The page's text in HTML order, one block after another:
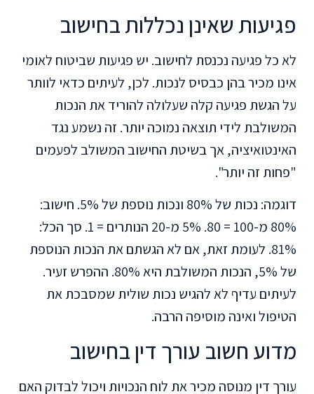
פגיעות שאינן נכללות בחישוב
לא כל פגיעה נכנסת לחישוב. יש פגיעות שביטוח לאומי
אינו מכיר בהן כבסיס לנכות. לכן, לעיתים כדאי לוותר
על הגשת פגיעה קלה שעלולה להוריד את הנכות
המשולבת לידי תוצאה נמוכה יותר. זה נשמע נגד
האינטואיציה, אך בשיטת החישוב המשולב לפעמים
"פחות זה יותר".
דוגמה: נכות של 80% ונכות נוספת של 5%. חישוב:
80% מ-100 = 80. 5% מ-20 הנותרים = 1. סך הכל:
81%. לעומת זאת, אם לא הגשתם את הנכות הנוספת
של 5%, הנכות המשולבת היא 80%. ההפרש זעיר.
לעיתים עדיף לא להגיש נכות שולית שמסבכת את
הטיפול ואינה מוסיפה הרבה.
מדוע חשוב עורך דין בחישוב
עורך דין מנוסה מכיר את לוח הנכויות ויכול לבדוק האם